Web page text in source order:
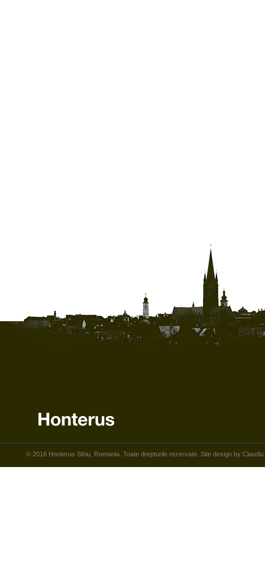
© 2016 Honterus Sibiu, Romania. Toate drepturile rezervate. Site design by Claudiu